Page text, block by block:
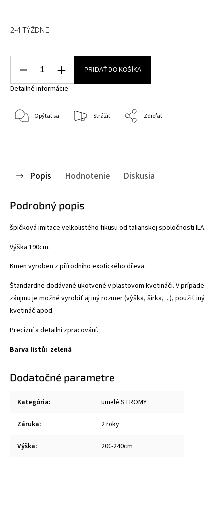
2-4 TÝŽDNE
PRIDAŤ DO KOŠÍKA
Detailné informácie
Opýtať sa Strážiť Zdieľať
Popis Hodnotenie Diskusia
Podrobný popis
špičková imitace velkolistého fikusu od talianskej spoločnosti ILA.
Výška 190cm.
Kmen vyroben z přírodního exotického dřeva.
Štandardne dodávané ukotvené v plastovom kvetináči. V prípade
záujmu je možné vyrobiť aj iný rozmer (výška, šírka, ...), použiť iný
kvetináč apod.
Precizní a detailní zpracování.
Barva listů: zelená
Dodatočné parametre
Kategória: umelé STROMY
Záruka: 2 roky
Výška: 200-240cm